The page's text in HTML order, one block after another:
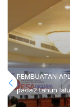
PEMBUATAN
pada2 tahun lalu